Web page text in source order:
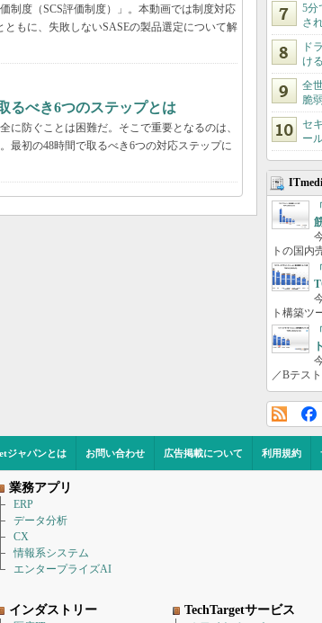
制度（SCS評価制度）」。本動画では制度対応
もに、失敗しないSASEの製品選定について解
るべき6つのステップとは
に防ぐことは困難だ。そこで重要となるのは、
最初の48時間で取るべき6つの対応ステップに
5分
さ
ド
け
全
脆
セ
ー
トの国内
ト構築ツ
／Bテス
ジャパンとは お問い合わせ 広告掲載について 利用規約
業務アプリ
ERP
データ分析
CX
情報系システム
エンタープライズAI
インダストリー TechTargetサービス